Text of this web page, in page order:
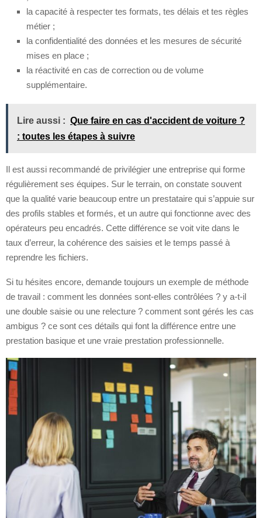
la capacité à respecter tes formats, tes délais et tes règles
métier ;
la confidentialité des données et les mesures de sécurité
mises en place ;
la réactivité en cas de correction ou de volume
supplémentaire.
Lire aussi : Que faire en cas d'accident de voiture ?
: toutes les étapes à suivre
Il est aussi recommandé de privilégier une entreprise qui forme
régulièrement ses équipes. Sur le terrain, on constate souvent
que la qualité varie beaucoup entre un prestataire qui s’appuie sur
des profils stables et formés, et un autre qui fonctionne avec des
opérateurs peu encadrés. Cette différence se voit vite dans le
taux d’erreur, la cohérence des saisies et le temps passé à
reprendre les fichiers.
Si tu hésites encore, demande toujours un exemple de méthode
de travail : comment les données sont-elles contrôlées ? y a-t-il
une double saisie ou une relecture ? comment sont gérés les cas
ambigus ? ce sont ces détails qui font la différence entre une
prestation basique et une vraie prestation professionnelle.